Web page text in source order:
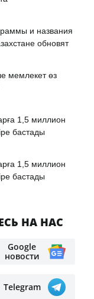
и названия
обновят
мемлекет өз
1,5 миллион
бастады
1,5 миллион
бастады
НА НАС
Google
новости
Telegram